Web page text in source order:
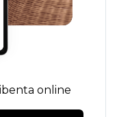
online